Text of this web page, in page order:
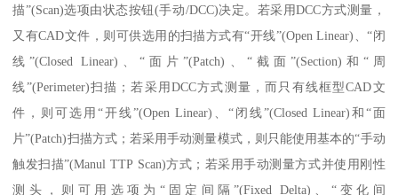
描”(Scan)选项由状态按钮(手动/DCC)决定。若采用DCC方式测量，
又有CAD文件，则可供选用的扫描方式有“开线”(Open Linear)、“闭
线”(Closed Linear)、“面片”(Patch)、“截面”(Section)和“周
线”(Perimeter)扫描；若采用DCC方式测量，而只有线框型CAD文
件，则可选用“开线”(Open Linear)、“闭线”(Closed Linear)和“面
片”(Patch)扫描方式；若采用手动测量模式，则只能使用基本的“手动
触发扫描”(Manul TTP Scan)方式；若采用手动测量方式并使用刚性
测头，则可用选项为“固定间隔”(Fixed Delta)、“变化间